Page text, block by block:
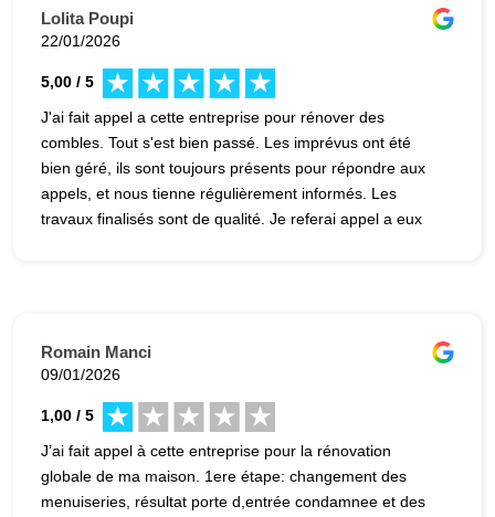
Lolita Poupi
22/01/2026
5,00 / 5
J'ai fait appel a cette entreprise pour rénover des
combles. Tout s'est bien passé. Les imprévus ont été
bien géré, ils sont toujours présents pour répondre aux
appels, et nous tienne régulièrement informés. Les
travaux finalisés sont de qualité. Je referai appel a eux
Romain Manci
09/01/2026
1,00 / 5
J’ai fait appel à cette entreprise pour la rénovation
globale de ma maison. 1ere étape: changement des
menuiseries, résultat porte d,entrée condamnee et des